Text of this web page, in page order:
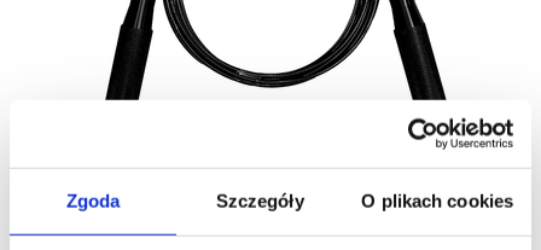
Zgoda Szczegóły O plikach cookies